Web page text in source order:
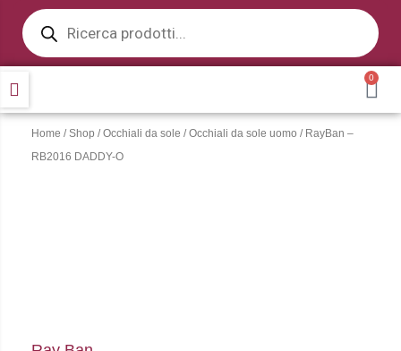
contenuto
Products
search
0
Home /Shop /Occhiali da sole /Occhiali da sole uomo / RayBan –
RB2016 DADDY-O